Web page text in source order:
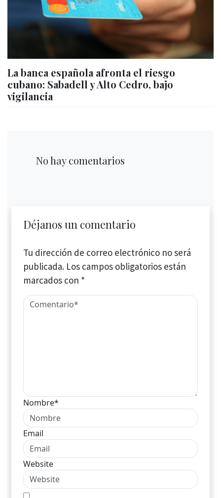
La banca española afronta el riesgo
cubano: Sabadell y Alto Cedro, bajo
vigilancia
No hay comentarios
Déjanos un comentario
Tu dirección de correo electrónico no será
publicada. Los campos obligatorios están
marcados con *
Nombre*
Email
Website